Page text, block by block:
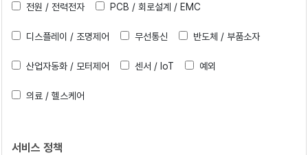
전원 / 전력전자 PCB / 회로설계 / EMC
디스플레이 / 조명제어 무선통신 반도체 / 부품소자
산업자동화 / 모터제어 센서 / IoT 예외
의료 / 헬스케어
서비스 정책